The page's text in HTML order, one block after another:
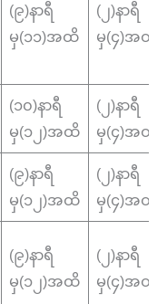
(၉)နာရီ
မှ(၁၁)အထိ
(၂)နာရီ
မှ(၄)အထိ
(၁၀)နာရီ
မှ(၁၂)အထိ
(၂)နာရီ
မှ(၄)အထိ
(၉)နာရီ
မှ(၁၂)အထိ
(၂)နာရီ
မှ(၄)အထိ
(၉)နာရီ
မှ(၁၂)အထိ
(၂)နာရီ
မှ(၄)အထိ